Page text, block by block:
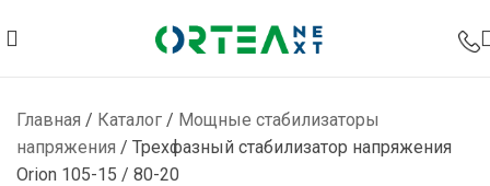
Главная / Каталог / Мощные стабилизаторы
напряжения / Трехфазный стабилизатор напряжения
Orion 105-15 / 80-20